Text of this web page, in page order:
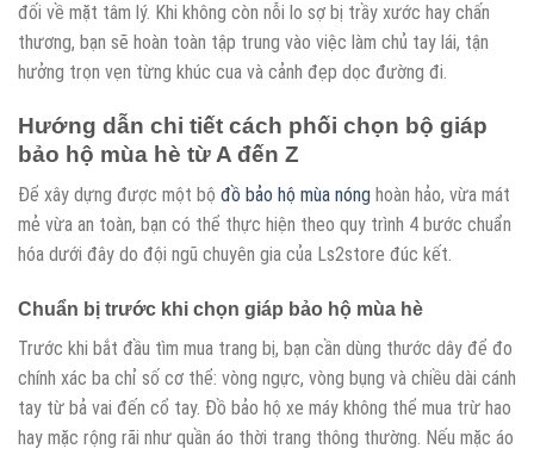
đối về mặt tâm lý. Khi không còn nỗi lo sợ bị trầy xước hay chấn
thương, bạn sẽ hoàn toàn tập trung vào việc làm chủ tay lái, tận
hưởng trọn vẹn từng khúc cua và cảnh đẹp dọc đường đi.
Hướng dẫn chi tiết cách phối chọn bộ giáp
bảo hộ mùa hè từ A đến Z
Để xây dựng được một bộ đồ bảo hộ mùa nóng hoàn hảo, vừa mát
mẻ vừa an toàn, bạn có thể thực hiện theo quy trình 4 bước chuẩn
hóa dưới đây do đội ngũ chuyên gia của Ls2store đúc kết.
Chuẩn bị trước khi chọn giáp bảo hộ mùa hè
Trước khi bắt đầu tìm mua trang bị, bạn cần dùng thước dây để đo
chính xác ba chỉ số cơ thể: vòng ngực, vòng bụng và chiều dài cánh
tay từ bả vai đến cổ tay. Đồ bảo hộ xe máy không thể mua trừ hao
hay mặc rộng rãi như quần áo thời trang thông thường. Nếu mặc áo